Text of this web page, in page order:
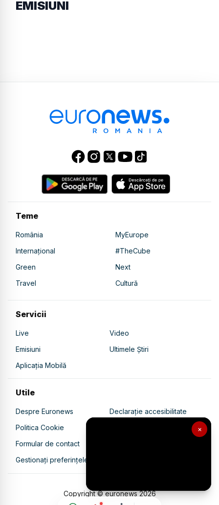
×
EMISIUNI
Teme
România
MyEurope
Internațional
#TheCube
Green
Next
Travel
Cultură
Servicii
Live
Video
Emisiuni
Ultimele Știri
Aplicația Mobilă
Utile
Despre Euronews
Declarație accesibilitate
Politica Cookie
Politica de confidențialitate
Formular de contact
Gestionați preferințele
Copyright © euronews2026